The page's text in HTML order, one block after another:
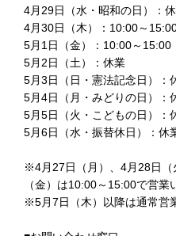
4月29日（水・昭和の日）：
4月30日（木）：10:00～
5月1日（金）：10:00～15:00
5月2日（土）：休業
5月3日（日・憲法記念日）：
5月4日（月・みどりの日）：
5月5日（火・こどもの日）：
5月6日（水・振替休日）：休
※4月27日（月）、4月28日（
（金）は10:00～15:00で営業
※5月7日（木）以降は通常営